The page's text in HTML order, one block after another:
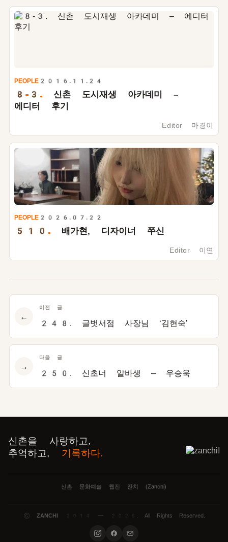
PEOPLE 2016.11.24
8-3. 신촌 도시재생 아카데미 –
에디터 후기
Editor 마경이
PEOPLE 2026.07.22
510. 배가현, 디자이너 쭈신
Editor 이연
←
이전 글
248. 글벗서점 사장님 ‘김현숙’
다음 글
250. 신초너 알바생 – 우승욱
→
신촌을 사랑하고,
추억하고, 기록하다.
신촌 문화예술 웹진 잔치 (Zanchi)
© ZANCHI 2014 — 2026. All Rights Reserved.